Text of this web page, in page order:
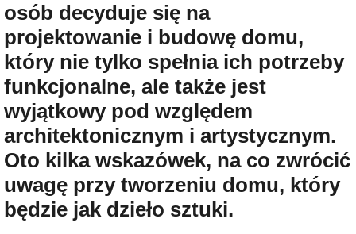
osób decyduje się na
projektowanie i budowę domu,
który nie tylko spełnia ich potrzeby
funkcjonalne, ale także jest
wyjątkowy pod względem
architektonicznym i artystycznym.
Oto kilka wskazówek, na co zwrócić
uwagę przy tworzeniu domu, który
będzie jak dzieło sztuki.